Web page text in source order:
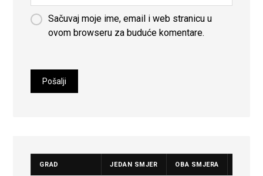
Sačuvaj moje ime, email i web stranicu u
ovom browseru za buduće komentare.
GRAD JEDAN SMJER OBA SMJERA